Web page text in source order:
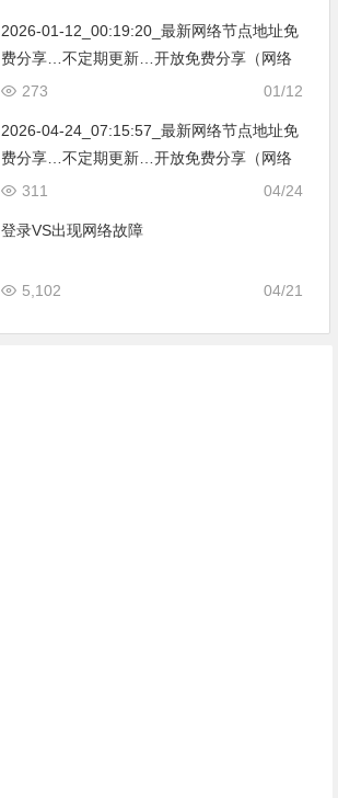
2026-01-12_00:19:20_最新网络节点地址免
费分享…不定期更新…开放免费分享（网络
免费节点香港|日本|韩国|新加坡|台湾|马来西
01/12
273
2026-04-24_07:15:57_最新网络节点地址免
费分享…不定期更新…开放免费分享（网络
免费节点香港|日本|韩国|新加坡|台湾|马来西
04/24
311
登录VS出现网络故障
04/21
5,102